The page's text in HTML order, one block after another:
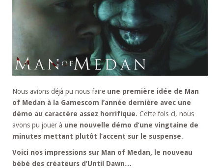
Nous avions déjà pu nous faire une première idée de Man
of Medan à la Gamescom l’année dernière avec une
démo au caractère assez horrifique. Cette fois-ci, nous
avons pu jouer à une nouvelle démo d’une vingtaine de
minutes mettant plutôt l’accent sur le suspense.
Voici nos impressions sur Man of Medan, le nouveau
bébé des créateurs d’Until Dawn…